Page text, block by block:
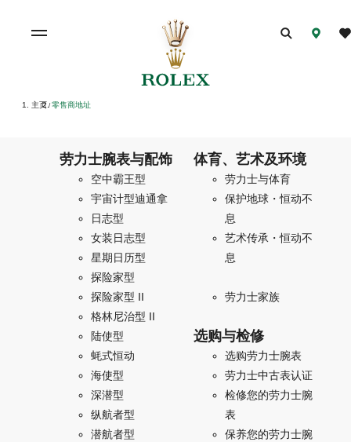
主页/ 零售商地址
劳力士腕表与配饰
空中霸王型
宇宙计型迪通拿
日志型
女装日志型
星期日历型
探险家型
探险家型 II
格林尼治型 II
陆使型
蚝式恒动
海使型
深潜型
纵航者型
潜航者型
体育、艺术及环境
劳力士与体育
保护地球・恒动不
息
艺术传承・恒动不
息
劳力士家族
选购与检修
选购劳力士腕表
劳力士中古表认证
检修您的劳力士腕
表
保养您的劳力士腕